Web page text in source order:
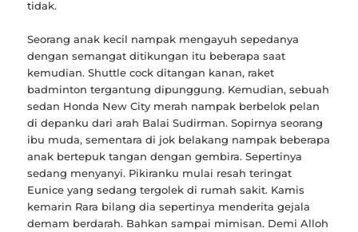
tidak.
Seorang anak kecil nampak mengayuh sepedanya
dengan semangat ditikungan itu beberapa saat
kemudian. Shuttle cock ditangan kanan, raket
badminton tergantung dipunggung. Kemudian, sebuah
sedan Honda New City merah nampak berbelok pelan
di depanku dari arah Balai Sudirman. Sopirnya seorang
ibu muda, sementara di jok belakang nampak beberapa
anak bertepuk tangan dengan gembira. Sepertinya
sedang menyanyi. Pikiranku mulai resah teringat
Eunice yang sedang tergolek di rumah sakit. Kamis
kemarin Rara bilang dia sepertinya menderita gejala
demam berdarah. Bahkan sampai mimisan. Demi Alloh